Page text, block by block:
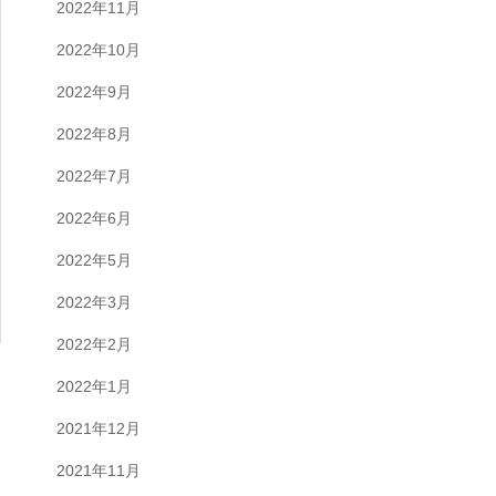
2022年11月
2022年10月
2022年9月
2022年8月
2022年7月
2022年6月
2022年5月
2022年3月
2022年2月
2022年1月
2021年12月
2021年11月